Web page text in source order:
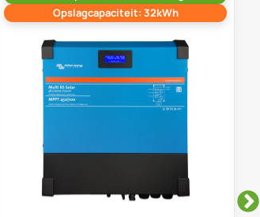
Opslagcapaciteit: 32kWh